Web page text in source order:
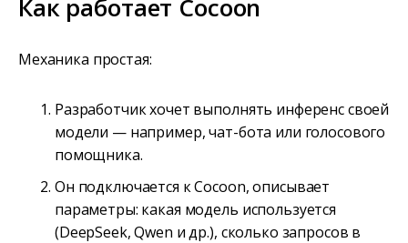
Как работает Cocoon
Механика простая:
Разработчик хочет выполнять инференс своей
модели — например, чат-бота или голосового
помощника.
Он подключается к Cocoon, описывает
параметры: какая модель используется
(DeepSeek, Qwen и др.), сколько запросов в